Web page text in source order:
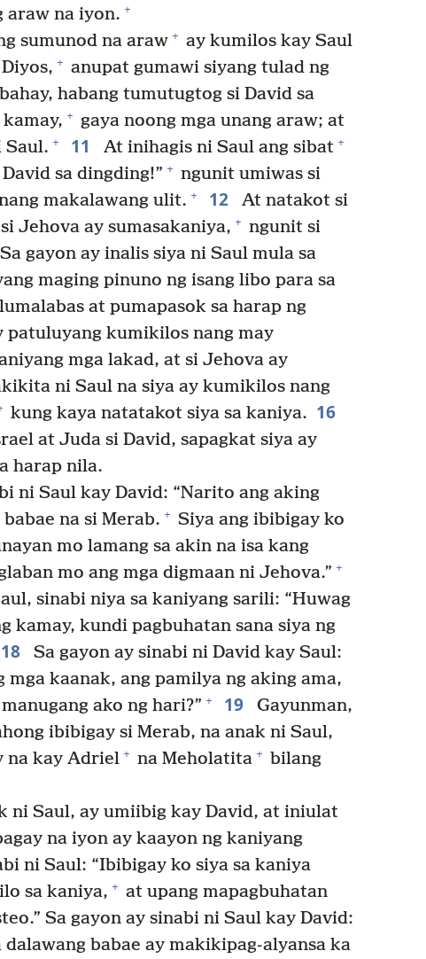
araw na iyon. +
sumunod na araw + ay kumilos kay Saul
+ anupat gumawi siyang tulad ng
habang tumutugtog si David sa
+ gaya noong mga unang araw; at
Saul. + 11 At inihagis ni Saul ang sibat +
sa dingding!” + ngunit umiwas si
makalawang ulit. + 12
At natakot si
Jehova ay sumasakaniya, + ngunit si
Sa gayon ay inalis siya ni Saul mula sa
maging pinuno ng isang libo para sa
at pumapasok sa harap ng
patuluyang kumikilos nang may
mga lakad, at si Jehova ay
ni Saul na siya ay kumikilos nang
kung kaya natatakot siya sa kaniya. 16
at Juda si David, sapagkat siya ay
harap nila.
ni Saul kay David: “Narito ang aking
na si Merab. + Siya ang ibibigay ko
mo lamang sa akin na isa kang
mo ang mga digmaan ni Jehova.” +
sinabi niya sa kaniyang sarili: “Huwag
kamay, kundi pagbuhatan sana siya ng
18
Sa gayon ay sinabi ni David kay Saul:
mga kaanak, ang pamilya ng aking ama,
ako ng hari?” + 19
Gayunman,
ibibigay si Merab, na anak ni Saul,
na kay Adriel + na Meholatita + bilang
ni Saul, ay umiibig kay David, at iniulat
na iyon ay kaayon ng kaniyang
ni Saul: “Ibibigay ko siya sa kaniya
sa kaniya, + at upang mapagbuhatan
Sa gayon ay sinabi ni Saul kay David:
dalawang babae ay makikipag-alyansa ka